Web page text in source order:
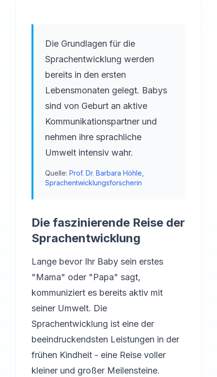
Die Grundlagen für die
Sprachentwicklung werden
bereits in den ersten
Lebensmonaten gelegt. Babys
sind von Geburt an aktive
Kommunikationspartner und
nehmen ihre sprachliche
Umwelt intensiv wahr.
Quelle: Prof. Dr. Barbara Höhle,
Sprachentwicklungsforscherin
Die faszinierende Reise der
Sprachentwicklung
Lange bevor Ihr Baby sein erstes
"Mama" oder "Papa" sagt,
kommuniziert es bereits aktiv mit
seiner Umwelt. Die
Sprachentwicklung ist eine der
beeindruckendsten Leistungen in der
frühen Kindheit - eine Reise voller
kleiner und großer Meilensteine.